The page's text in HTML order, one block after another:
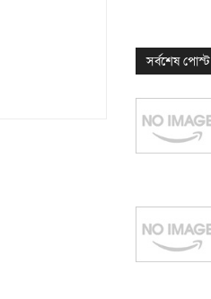
সর্বশেষ পোস্ট